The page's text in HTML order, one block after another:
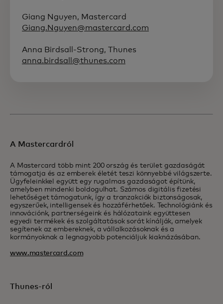
Giang Nguyen, Mastercard
Giang.Nguyen@mastercard.com
Anna Birdsall-Strong, Thunes
anna.birdsall@thunes.com
A Mastercardról
A Mastercard több mint 200 ország és terület gazdaságát
támogatja és az emberek életét teszi könnyebbé világszerte.
Ügyfeleinkkel együtt egy rugalmas gazdaságot építünk,
amelyben mindenki boldogulhat. Számos digitális fizetési
lehetőséget támogatunk, így a tranzakciók biztonságosak,
egyszerűek, intelligensek és hozzáférhetőek. Technológiánk és
innovációnk, partnerségeink és hálózataink együttesen
egyedi termékek és szolgáltatások sorát kínálják, amelyek
segítenek az embereknek, a vállalkozásoknak és a
kormányoknak a legnagyobb potenciáljuk kiaknázásában.
www.mastercard.com
Thunes-ról